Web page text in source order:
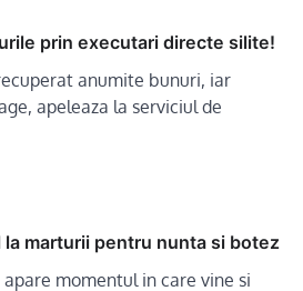
prin executari directe silite!
anumite bunuri, iar
apeleaza la serviciul de
la marturii pentru nunta si botez
momentul in care vine si